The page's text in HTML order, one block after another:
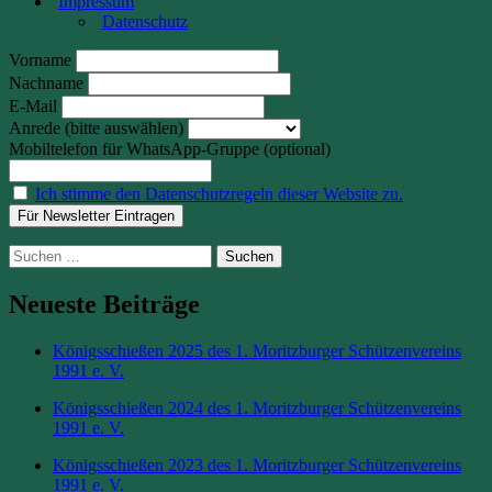
Datenschutz
Vorname
Nachname
E-Mail
Anrede (bitte auswählen)
Mobiltelefon für WhatsApp-Gruppe (optional)
Ich stimme den Datenschutzregeln dieser Website zu.
Suchen
nach:
Neueste Beiträge
Königsschießen 2025 des 1. Moritzburger Schützenvereins
1991 e. V.
Königsschießen 2024 des 1. Moritzburger Schützenvereins
1991 e. V.
Königsschießen 2023 des 1. Moritzburger Schützenvereins
1991 e. V.